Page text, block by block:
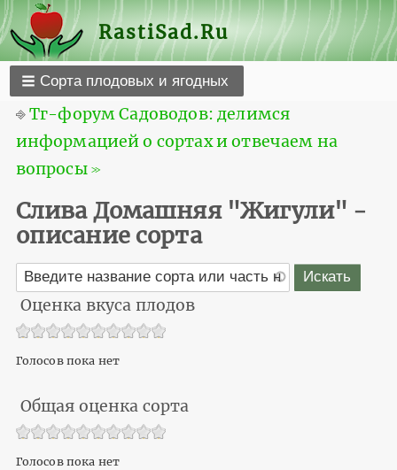
RastiSad.Ru
Сорта плодовых и ягодных
⎆Тг-форум Садоводов: делимся
информацией о сортах и отвечаем на
вопросы ≫
Слива Домашняя "Жигули" -
описание сорта
Оценка вкуса плодов
Голосов пока нет
Общая оценка сорта
Голосов пока нет